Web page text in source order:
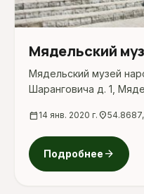
Мядельский
Мядельский музей
Шаранговича д. 1,
calendar_today 14 янв. 2020 г. location_on
Подробнее arrow_forward